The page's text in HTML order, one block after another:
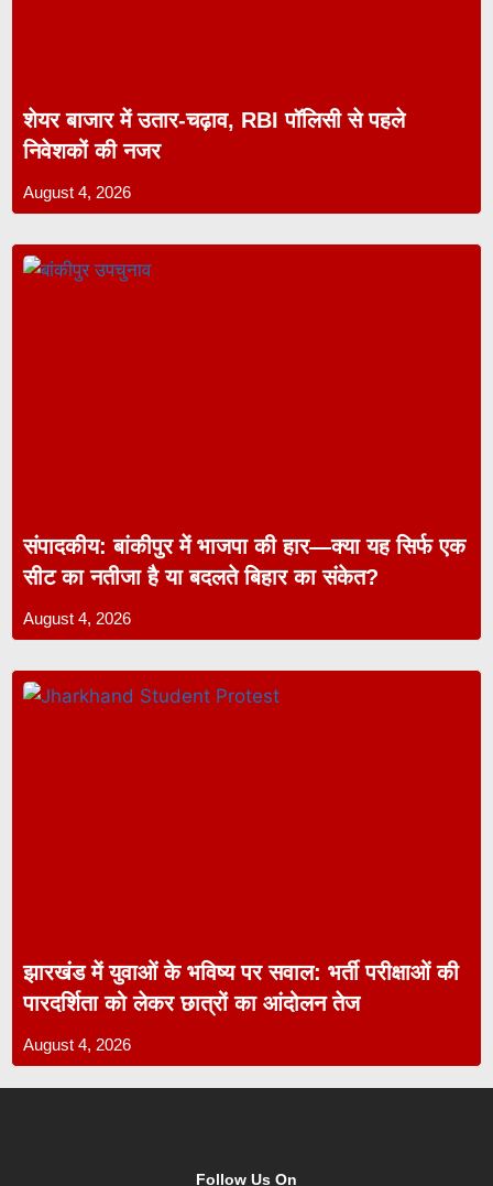
शेयर बाजार में उतार-चढ़ाव, RBI पॉलिसी से पहले
निवेशकों की नजर
August 4, 2026
संपादकीय: बांकीपुर में भाजपा की हार—क्या यह सिर्फ एक
सीट का नतीजा है या बदलते बिहार का संकेत?
August 4, 2026
झारखंड में युवाओं के भविष्य पर सवाल: भर्ती परीक्षाओं की
पारदर्शिता को लेकर छात्रों का आंदोलन तेज
August 4, 2026
Follow Us On